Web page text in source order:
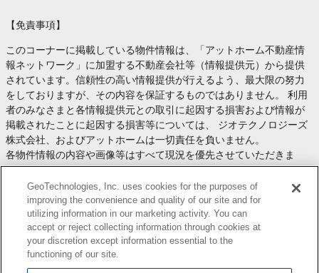
【免責事項】
このコーナーに掲載している物件情報は、「アットホーム不動産情
報ネットワーク」に加盟する不動産会社等（情報提供元）から提供
されています。信頼性の高い情報提供が行えるよう、最大限の努力
をしておりますが、その内容を保証するものではありません。 利用
者のみなさまと各情報提供元との取引に起因する損害および情報が
掲載されたことに起因する損害等については、 ジオテクノロジーズ
株式会社、およびアットホームは一切責任を負いません。
各物件情報の内容や画像等はすべて現況を優先させていただきま
す。
お取引等（お取引の準備、資金調達等を含みます）の際には、内容
や契約条件等について、 各情報提供元より十分な説明を受け、ご自
身でご確認の上、判断してください。
このコーナーへの物件情報のご掲載、その他不動産業務ソリューシ
ョン等についての不動産会社様のお問合せはこちら
します。
GeoTechnologies, Inc. uses cookies for the purposes of
improving the convenience and quality of our site and for
utilizing information in our marketing activity. You can
accept or reject collecting information through cookies at
your discretion except information essential to the
functioning of our site.